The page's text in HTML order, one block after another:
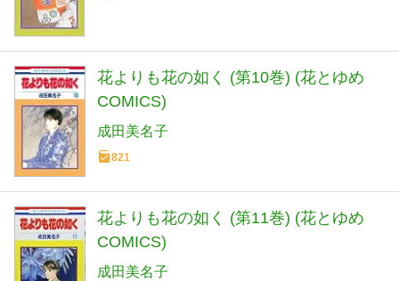
花よりも花の如く (第10巻) (花とゆめ
COMICS)
成田美名子
821
花よりも花の如く (第11巻) (花とゆめ
COMICS)
成田美名子